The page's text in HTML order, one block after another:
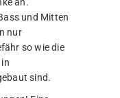
an.
und Mitten
nur
so wie die
sind.